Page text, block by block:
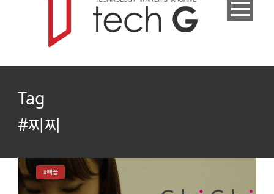
Tag
#찌찌
#삐끕